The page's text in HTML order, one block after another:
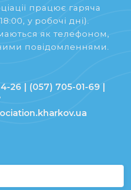
працює гаряча
у робочі дні).
як телефоном,
повідомленнями.
26 | (057) 705-01-69 |